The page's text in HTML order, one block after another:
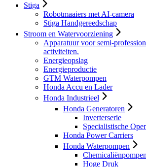
Stiga
Robotmaaiers met AI-camera
Stiga Handgereedschap
Stroom en Watervoorziening
Apparatuur voor semi-
activiteiten.
Energieopslag
Energieproductie
GTM Waterpompen
Honda Accu en Lader
Honda Industrieel
Honda Generatoren
Inverterserie
Specialistische
Honda Power Carriers
Honda Waterpompen
Chemicaliënpompen
Hoge Druk